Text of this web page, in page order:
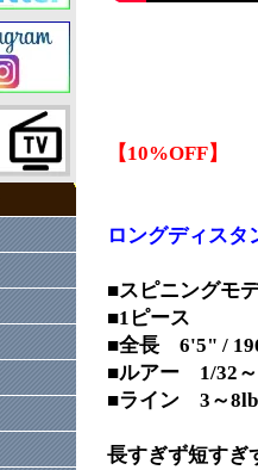
【10%OFF】
ロングディス
■スピニングモ
■1ピース
■全長 6'5" /
■ルアー 1/32～
■ライン 3～8lb
長すぎず短すぎ